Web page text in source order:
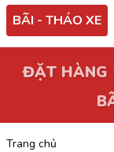
BÃI - THÁO XE
ĐẶT
Trang chủ